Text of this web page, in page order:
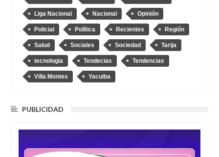
Liga Nacional Nacional Opinión
Policial Política Recientes Región
Salud Sociales Sociedad Tarija
tecnologia Tendecias Tendencias
Villa Montes Yacuiba
PUBLICIDAD